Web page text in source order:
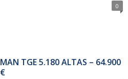
0
MAN TGE 5.180 ALTAS – 64.900
€